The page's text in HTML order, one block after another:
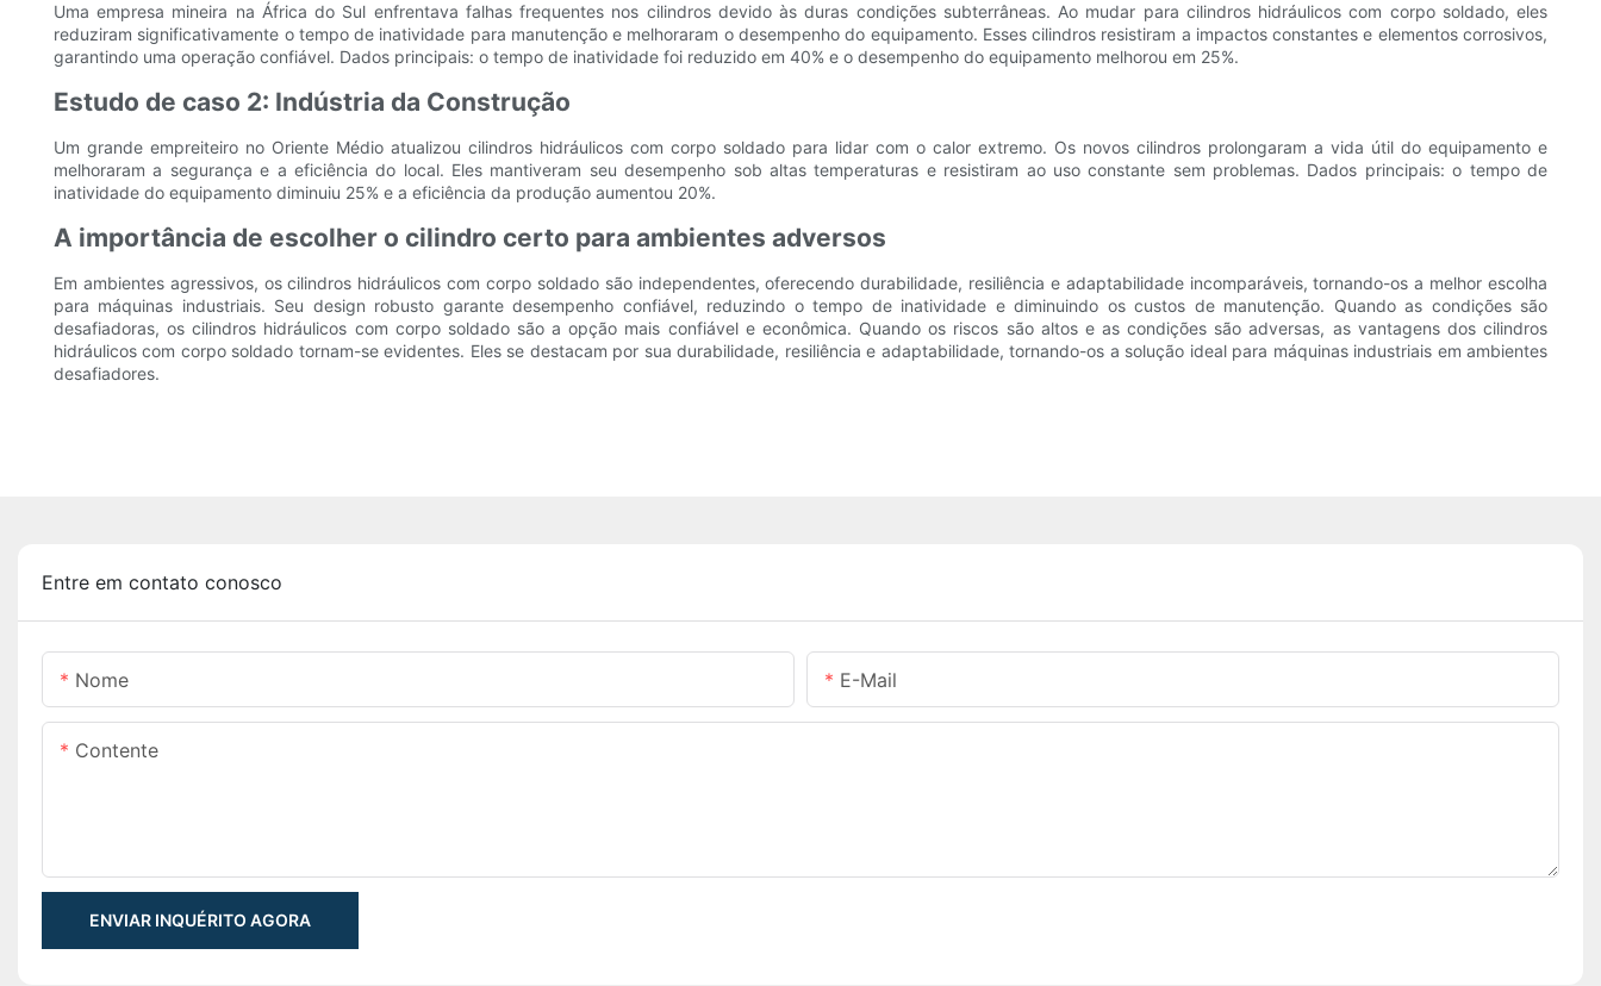
Uma empresa mineira na África do Sul enfrentava falhas frequentes nos cilindros devido às duras condições subterrâneas. Ao mudar para cilindros hidráulicos com corpo soldado, eles
reduziram significativamente o tempo de inatividade para manutenção e melhoraram o desempenho do equipamento. Esses cilindros resistiram a impactos constantes e elementos corrosivos,
garantindo uma operação confiável. Dados principais: o tempo de inatividade foi reduzido em 40% e o desempenho do equipamento melhorou em 25%.
Estudo de caso 2: Indústria da Construção
Um grande empreiteiro no Oriente Médio atualizou cilindros hidráulicos com corpo soldado para lidar com o calor extremo. Os novos cilindros prolongaram a vida útil do equipamento e
melhoraram a segurança e a eficiência do local. Eles mantiveram seu desempenho sob altas temperaturas e resistiram ao uso constante sem problemas. Dados principais: o tempo de
inatividade do equipamento diminuiu 25% e a eficiência da produção aumentou 20%.
A importância de escolher o cilindro certo para ambientes adversos
Em ambientes agressivos, os cilindros hidráulicos com corpo soldado são independentes, oferecendo durabilidade, resiliência e adaptabilidade incomparáveis, tornando-os a melhor escolha
para máquinas industriais. Seu design robusto garante desempenho confiável, reduzindo o tempo de inatividade e diminuindo os custos de manutenção. Quando as condições são
desafiadoras, os cilindros hidráulicos com corpo soldado são a opção mais confiável e econômica. Quando os riscos são altos e as condições são adversas, as vantagens dos cilindros
hidráulicos com corpo soldado tornam-se evidentes. Eles se destacam por sua durabilidade, resiliência e adaptabilidade, tornando-os a solução ideal para máquinas industriais em ambientes
desafiadores.
Entre em contato conosco
Nome E-Mail
Contente
ENVIAR INQUÉRITO AGORA